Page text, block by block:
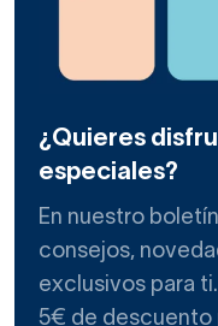
¿Quieres
especiales?
En nuestro
consejos,
exclusivos para
5€ de descuento